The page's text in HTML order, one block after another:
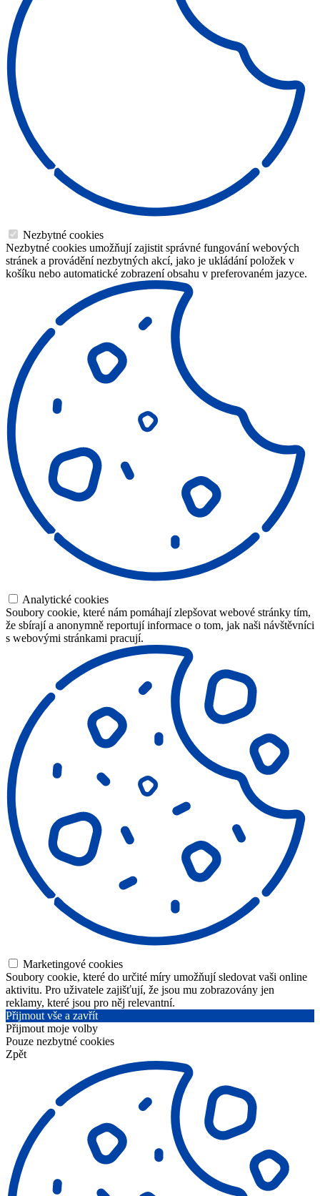
Nezbytné cookies
Nezbytné cookies umožňují zajistit správné fungování webových
stránek a provádění nezbytných akcí, jako je ukládání položek v
košíku nebo automatické zobrazení obsahu v preferovaném jazyce.
Analytické cookies
Soubory cookie, které nám pomáhají zlepšovat webové stránky tím,
že sbírají a anonymně reportují informace o tom, jak naši návštěvníci
s webovými stránkami pracují.
Marketingové cookies
Soubory cookie, které do určité míry umožňují sledovat vaši online
aktivitu. Pro uživatele zajišťují, že jsou mu zobrazovány jen
reklamy, které jsou pro něj relevantní.
Přijmout vše a zavřít
Přijmout moje volby
Pouze nezbytné cookies
Zpět